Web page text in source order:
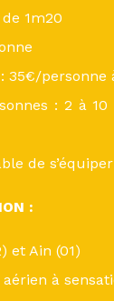
1m20
35€/personne
: 2 à
de
:
et Ain (01)
à